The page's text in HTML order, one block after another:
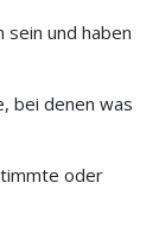
sein und haben
bei denen was
oder